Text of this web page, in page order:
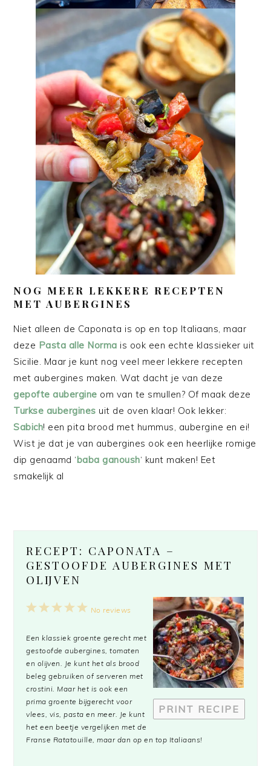
NOG MEER LEKKERE RECEPTEN
MET AUBERGINES
Niet alleen de Caponata is op en top Italiaans, maar
deze Pasta alle Norma is ook een echte klassieker uit
Sicilie. Maar je kunt nog veel meer lekkere recepten
met aubergines maken. Wat dacht je van deze
gepofte aubergine om van te smullen? Of maak deze
Turkse aubergines uit de oven klaar! Ook lekker:
Sabich! een pita brood met hummus, aubergine en ei!
Wist je dat je van aubergines ook een heerlijke romige
dip genaamd ‘baba ganoush‘ kunt maken! Eet
smakelijk al
RECEPT: CAPONATA –
GESTOOFDE AUBERGINES MET
OLIJVEN
PRINT RECIPE
5
4
3
2
1
No reviews
Een klassiek groente gerecht met
gestoofde aubergines, tomaten
en olijven. Je kunt het als brood
beleg gebruiken of serveren met
crostini. Maar het is ook een
prima groente bijgerecht voor
vlees, vis, pasta en meer. Je kunt
het een beetje vergelijken met de
Franse Ratatouille, maar dan op en top Italiaans!